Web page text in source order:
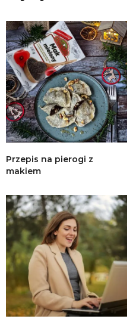
Przepis na pierogi z
makiem